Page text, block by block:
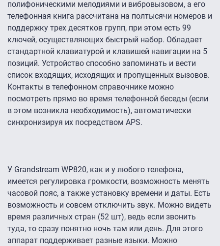
полифоническими мелодиями и вибровызовом, а его
телефонная книга рассчитана на полтысячи номеров и
поддержку трех десятков групп, при этом есть 99
ключей, осуществляющих быстрый набор. Обладает
стандартной клавиатурой и клавишей навигации на 5
позиций. Устройство способно запоминать и вести
список входящих, исходящих и пропущенных вызовов.
Контакты в телефонном справочнике можно
посмотреть прямо во время телефонной беседы (если
в этом возникла необходимость), автоматически
синхронизируя их посредством APS.
У Grandstream WP820, как и у любого телефона,
имеется регулировка громкости, возможность менять
часовой пояс, а также установку времени и даты. Есть
возможность и совсем отключить звук. Можно видеть
время различных стран (52 шт), ведь если звонить
туда, то сразу понятно ночь там или день. Для этого
аппарат поддерживает разные языки. Можно